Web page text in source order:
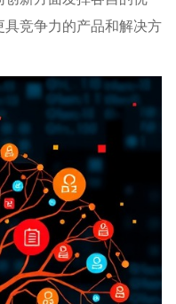
竞争力的产品和解决方